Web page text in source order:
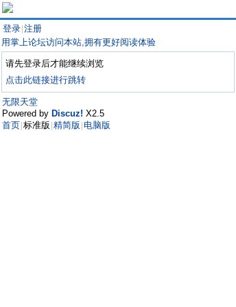
登录 注册
用掌上论坛访问本站,拥有更好阅读体验
请先登录后才能继续浏览
点击此链接进行跳转
无限天堂
Powered by Discuz! X2.5
首页 标准版 精简版 电脑版